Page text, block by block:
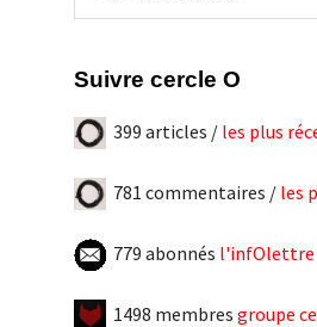
Suivre cercle O
399 articles / les plus
781 commentaires / les
779 abonnés l'infOlettre
1498 membres groupe